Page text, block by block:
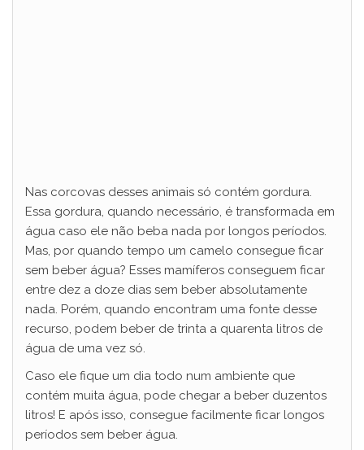
Nas corcovas desses animais só contém gordura.
Essa gordura, quando necessário, é transformada em
água caso ele não beba nada por longos períodos.
Mas, por quando tempo um camelo consegue ficar
sem beber água? Esses mamíferos conseguem ficar
entre dez a doze dias sem beber absolutamente
nada. Porém, quando encontram uma fonte desse
recurso, podem beber de trinta a quarenta litros de
água de uma vez só.
Caso ele fique um dia todo num ambiente que
contém muita água, pode chegar a beber duzentos
litros! E após isso, consegue facilmente ficar longos
períodos sem beber água.